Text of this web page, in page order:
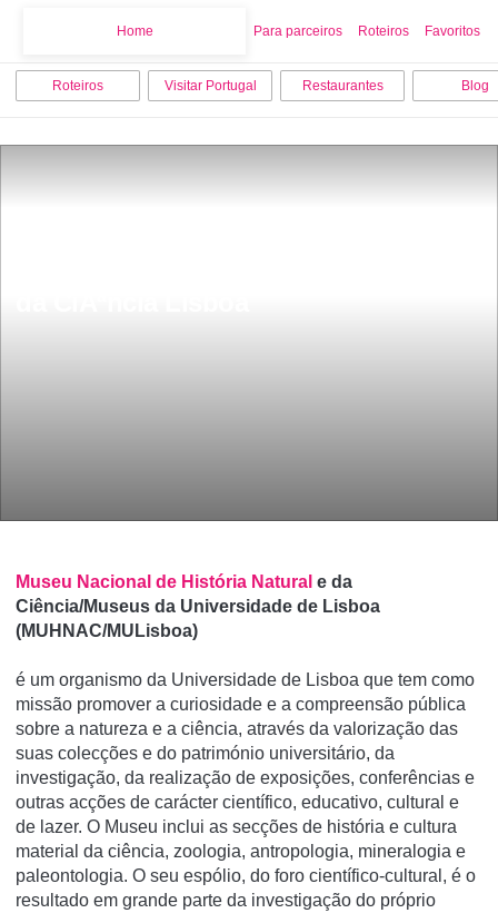
Home Para parceiros Roteiros Favoritos
Roteiros Visitar Portugal Restaurantes Blog
Museu Nacional de História Natural e da
Ciência/Museus da Universidade de Lisboa
(MUHNAC/MULisboa)
é um organismo da Universidade de Lisboa que tem como
missão promover a curiosidade e a compreensão pública
sobre a natureza e a ciência, através da valorização das
suas colecções e do património universitário, da
investigação, da realização de exposições, conferências e
outras acções de carácter cientí­fico, educativo, cultural e
de lazer. O Museu inclui as secções de história e cultura
material da ciência, zoologia, antropologia, mineralogia e
paleontologia. O seu espólio, do foro cientí­fico-cultural, é o
resultado em grande parte da investigação do próprio